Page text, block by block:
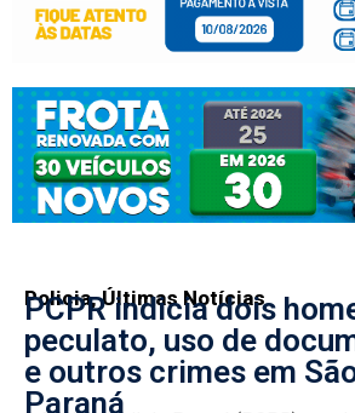
Policia,Últimas Notícias
PCPR indicia dois
peculato, uso de
e outros crimes em
Paraná